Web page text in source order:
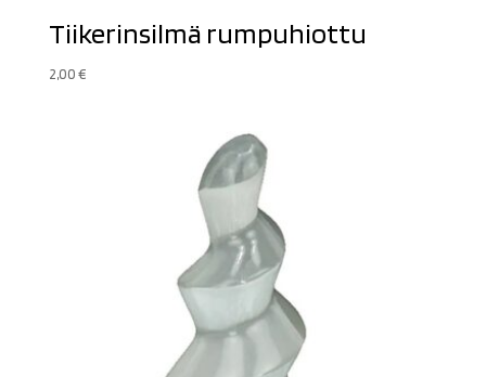
Tiikerinsilmä rumpuhiottu
2,00€